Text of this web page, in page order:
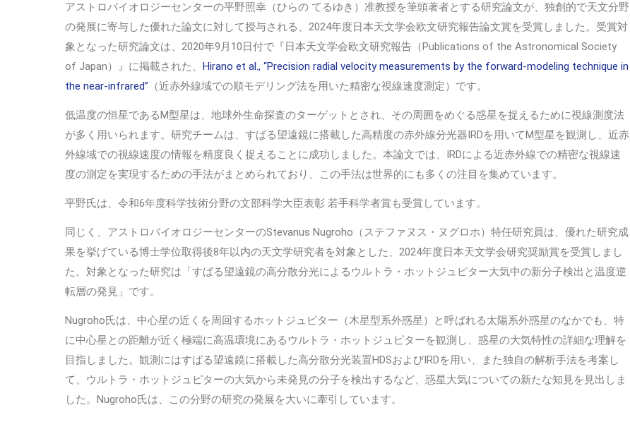
アストロバイオロジーセンターの平野照幸（ひらの てるゆき）准教授を筆頭著者とする研究論文が、独創的で天文分野
の発展に寄与した優れた論文に対して授与される、2024年度日本天文学会欧文研究報告論文賞を受賞しました。受賞対
象となった研究論文は、2020年9月10日付で『日本天文学会欧文研究報告（Publications of the Astronomical Society
of Japan）』に掲載された、 Hirano et al., “Precision radial velocity measurements by the forward-modeling technique in
the near-infrared” （近赤外線域での順モデリング法を用いた精密な視線速度測定）です。
低温度の恒星であるM型星は、地球外生命探査のターゲットとされ、その周囲をめぐる惑星を捉えるために視線測度法
が多く用いられます。研究チームは、すばる望遠鏡に搭載した高精度の赤外線分光器IRDを用いてM型星を観測し、近赤
外線域での視線速度の情報を精度良く捉えることに成功しました。本論文では、IRDによる近赤外線での精密な視線速
度の測定を実現するための手法がまとめられており、この手法は世界的にも多くの注目を集めています。
平野氏は、令和6年度科学技術分野の文部科学大臣表彰 若手科学者賞も受賞しています。
同じく、アストロバイオロジーセンターのStevanus Nugroho（ステファヌス・ヌグロホ）特任研究員は、優れた研究成
果を挙げている博士学位取得後8年以内の天文学研究者を対象とした、2024年度日本天文学会研究奨励賞を受賞しまし
た。対象となった研究は「すばる望遠鏡の高分散分光によるウルトラ・ホットジュピター大気中の新分子検出と温度逆
転層の発見」です。
Nugroho氏は、中心星の近くを周回するホットジュピター（木星型系外惑星）と呼ばれる太陽系外惑星のなかでも、特
に中心星との距離が近く極端に高温環境にあるウルトラ・ホットジュピターを観測し、惑星の大気特性の詳細な理解を
目指しました。観測にはすばる望遠鏡に搭載した高分散分光装置HDSおよびIRDを用い、また独自の解析手法を考案し
て、ウルトラ・ホットジュピターの大気から未発見の分子を検出するなど、惑星大気についての新たな知見を見出しま
した。Nugroho氏は、この分野の研究の発展を大いに牽引しています。